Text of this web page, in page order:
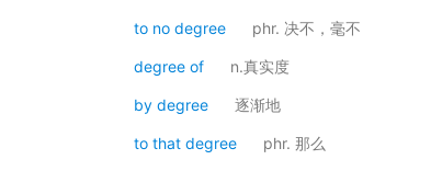
to no degree phr. 决不，毫不
degree of n.真实度
by degree 逐渐地
to that degree phr. 那么